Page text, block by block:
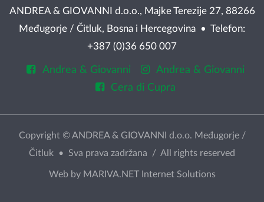
ANDREA & GIOVANNI d.o.o., Majke Terezije 27, 88266
Međugorje / Čitluk, Bosna i Hercegovina • Telefon:
+387 (0)36 650 007
Andrea & Giovanni
Andrea & Giovanni
Cera di Cupra
Copyright © ANDREA & GIOVANNI d.o.o. Međugorje /
Čitluk • Sva prava zadržana / All rights reserved
Web by MARIVA.NET Internet Solutions